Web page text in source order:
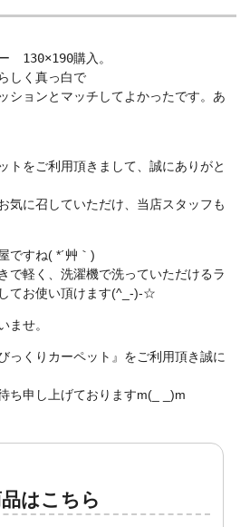
130×190購入。
しく真っ白で
ションとマッチしてよかったです。あ
トをご利用頂きまして、誠にありがと
気に召していただけ、当店スタッフも
ですね( *´艸｀)
で軽く、洗濯機で洗っていただけるラ
てお使い頂けます(^_-)-☆
ませ。
っくりカーペット』をご利用頂き誠に
ち申し上げておりますm(_ _)m
はこちら